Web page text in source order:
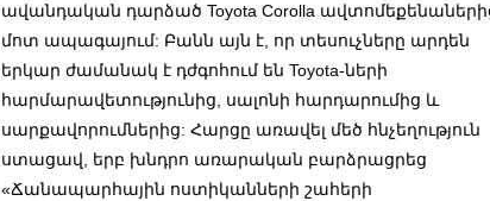
ավանդական դարձած Toyota Corolla
մոտ ապագայում: Բանն այն է, որ տեսուչները արդեն
երկար ժամանակ է դժգոհում են Toyota-ների
հարմարավետությունից, սալոնի հարդարումից և
սարքավորումներից: Հարցը առավել մեծ հնչեղություն
ստացավ, երբ խնդրո առարական բարձրացրեց
«Ճանապարհային ոստիկանների շահերի